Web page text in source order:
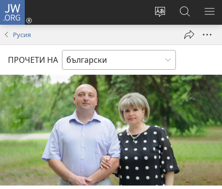
JW.ORG
Смени
сайта
Влез
(отваря
прозорец)
Търсене
в
JW.ORG
Русия
ПРОЧЕТИ НА